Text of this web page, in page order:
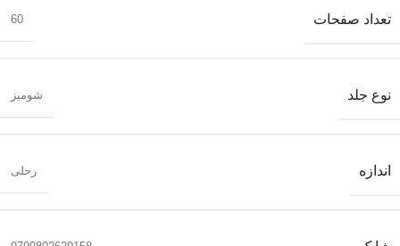
تعداد صفحات 60
نوع جلد شومیز
اندازه رحلی